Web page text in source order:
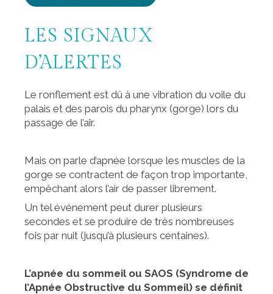
LES SIGNAUX
D’ALERTES
Le ronflement est dû à une vibration du voile du
palais et des parois du pharynx (gorge) lors du
passage de l’air.
Mais on parle d’apnée lorsque les muscles de la
gorge se contractent de façon trop importante,
empêchant alors l’air de passer librement.
Un tel événement peut durer plusieurs
secondes et se produire de très nombreuses
fois par nuit (jusqu’à plusieurs centaines).
L’apnée du sommeil ou SAOS (Syndrome de
l’Apnée Obstructive du Sommeil) se définit